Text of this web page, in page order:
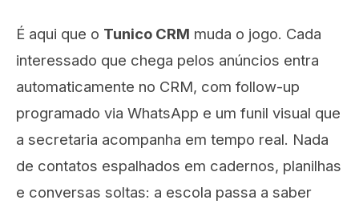
É aqui que o Tunico CRM muda o jogo. Cada
interessado que chega pelos anúncios entra
automaticamente no CRM, com follow-up
programado via WhatsApp e um funil visual que
a secretaria acompanha em tempo real. Nada
de contatos espalhados em cadernos, planilhas
e conversas soltas: a escola passa a saber